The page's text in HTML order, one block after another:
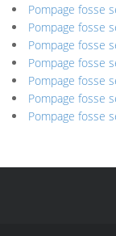
Pompage fosse
Pompage fosse
Pompage fosse
Pompage fosse
Pompage fosse
Pompage fosse
Pompage fosse